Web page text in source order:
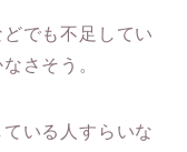
でも不足してい
さそう。
いる人すらいな